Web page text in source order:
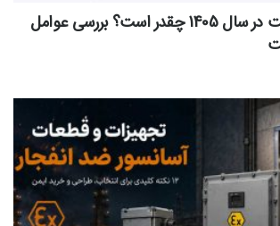
هزینه طراحی سایت در سال 1405 چقدر است؟ بررسی عوامل